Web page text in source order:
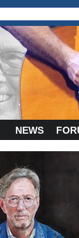
NEWS